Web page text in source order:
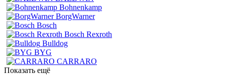
Bohnenkamp
BorgWarner
Bosch
Bosch Rexroth
Bulldog
BYG
CARRARO
Показать ещё